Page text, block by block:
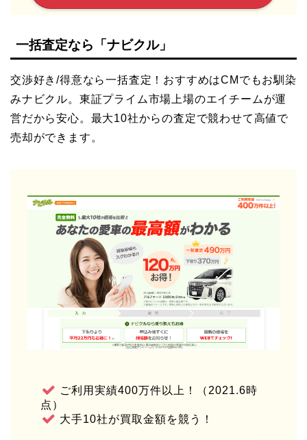
一括査定なら「ナビクル」
交渉好き/得意なら一括査定！おすすめはCMでもお馴染
みナビクル。東証プライム市場上場のエイチームが運
営だから安心。最大10社からの査定で競わせて高値で
売却ができます。
ご利用実績400万件以上！（2021.6時
点）
大手10社が買取金額を競う！